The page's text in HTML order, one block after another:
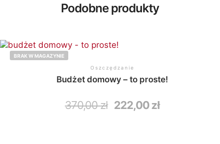
Podobne produkty
BRAK W MAGAZYNIE
Oszczędzanie
Budżet domowy – to proste!
370,00zł 222,00zł